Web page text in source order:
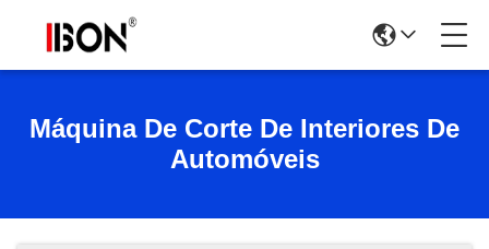
Máquina De Corte De Interiores De
Automóveis